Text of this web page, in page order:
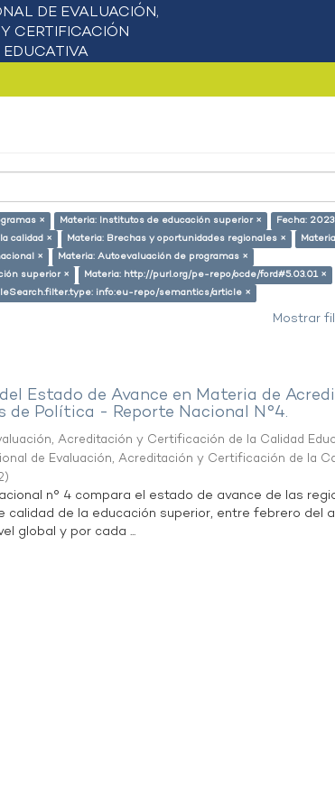
× Materia: Institutos de educación superior ×
Fecha:
calidad ×
Materia: Brechas y oportunidades regionales ×
×
Materia: Autoevaluación de programas ×
superior ×
Materia: http://purl.org/pe-repo/ocde/ford#5.03.01 ×
info:eu-repo/semantics/article ×
Mostrar
Estado de Avance en Materia de
de Política - Reporte Nacional N°4.
Acreditación y Certificación de la Calidad
de Evaluación, Acreditación y Certificación de la
)
n° 4 compara el estado de avance de las
calidad de la educación superior, entre febrero del
global y por cada ...